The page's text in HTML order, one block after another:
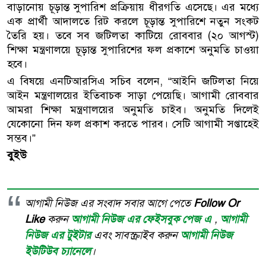
বাড়ানোয় চূড়ান্ত সুপারিশ প্রক্রিয়ায় ধীরগতি এসেছে। এর মধ্যে
এক প্রার্থী আদালতে রিট করলে চূড়ান্ত সুপারিশে নতুন সংকট
তৈরি হয়। তবে সব জটিলতা কাটিয়ে রোববার (২০ আগস্ট)
শিক্ষা মন্ত্রণালয়ে চূড়ান্ত সুপারিশের ফল প্রকাশে অনুমতি চাওয়া
হবে।
এ বিষয়ে এনটিআরসিএ সচিব বলেন, “আইনি জটিলতা নিয়ে
আইন মন্ত্রণালয়ের ইতিবাচক সাড়া পেয়েছি। আগামী রোববার
আমরা শিক্ষা মন্ত্রণালয়ের অনুমতি চাইব। অনুমতি দিলেই
যেকোনো দিন ফল প্রকাশ করতে পারব। সেটি আগামী সপ্তাহেই
সম্ভব।”
বুইউ
আগামী নিউজ এর সংবাদ সবার আগে পেতেFollow Or
Likeকরুনআগামী নিউজ এর ফেইসবুক পেজ এ , আগামী
নিউজ এর টুইটারএবং সাবস্ক্রাইব করুনআগামী নিউজ
ইউটিউব চ্যানেলে।